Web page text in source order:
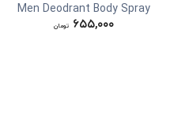
Men Deodrant Body Spray
۶۵۵,۰۰۰ تومان